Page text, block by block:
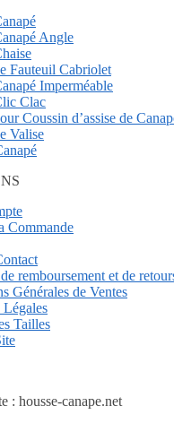
Angle
Fauteuil Cabriolet
Imperméable
Clac
Coussin d’assise de
Valise
Commande
remboursement et de
Générales de Ventes
Tailles